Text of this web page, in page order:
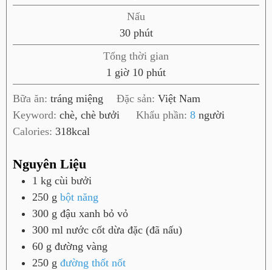
h
t
Nấu
30p
h
t
phút
Tổng thời gian
1 g
i
ờ
giờ 10p
h
ú
t
phút
Bữa ăn: tráng miệng Đặc sản:Việt Nam
Keyword: chè, chè bưởi Khẩu phần:8 người
Calories: 318kcal
Nguyên Liệu
1 kg cùi bưởi
250 g bột năng
300 g đậu xanh bỏ vỏ
300 ml nước cốt dừa đặc (đã nấu)
60 g đường vàng
250 g đường thốt nốt